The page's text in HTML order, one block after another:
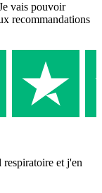
vais pouvoir
recommandations
et j'en